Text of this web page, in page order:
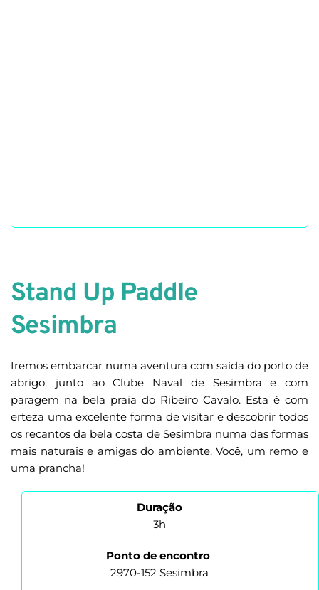
Stand Up Paddle
Sesimbra
Iremos embarcar numa aventura com saída do porto de
abrigo, junto ao Clube Naval de Sesimbra e com
paragem na bela praia do Ribeiro Cavalo. Esta é com
erteza uma excelente forma de visitar e descobrir todos
os recantos da bela costa de Sesimbra numa das formas
mais naturais e amigas do ambiente. Você, um remo e
uma prancha!
Duração
3h
Ponto de encontro
2970-152 Sesimbra